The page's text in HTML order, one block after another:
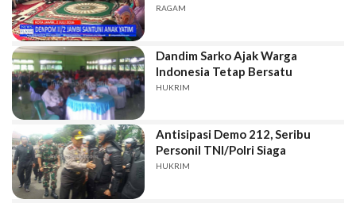
RAGAM
Dandim Sarko Ajak Warga
Indonesia Tetap Bersatu
HUKRIM
Antisipasi Demo 212, Seribu
Personil TNI/Polri Siaga
HUKRIM